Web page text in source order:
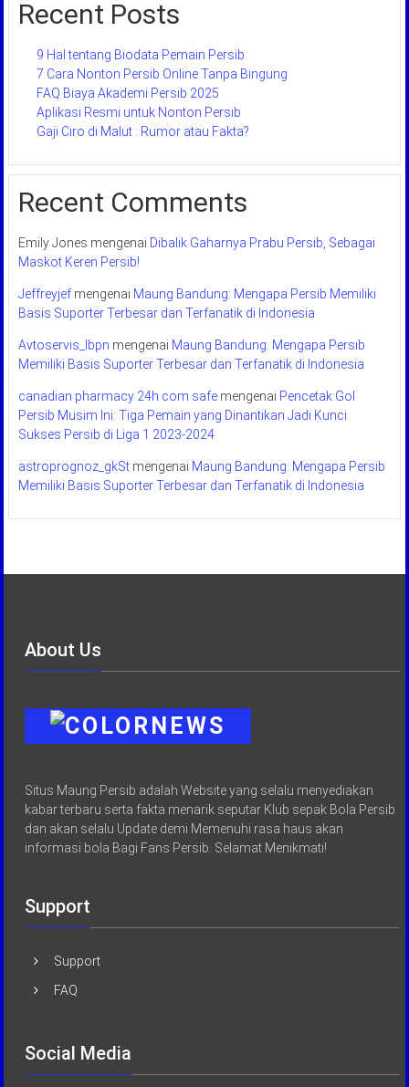
Recent Posts
9 Hal tentang Biodata Pemain Persib
7 Cara Nonton Persib Online Tanpa Bingung
FAQ Biaya Akademi Persib 2025
Aplikasi Resmi untuk Nonton Persib
Gaji Ciro di Malut : Rumor atau Fakta?
Recent Comments
Emily Jones mengenai Dibalik Gaharnya Prabu Persib, Sebagai
Maskot Keren Persib!
Jeffreyjefmengenai Maung Bandung: Mengapa Persib Memiliki
Basis Suporter Terbesar dan Terfanatik di Indonesia
Avtoservis_lbpn mengenai Maung Bandung: Mengapa Persib
Memiliki Basis Suporter Terbesar dan Terfanatik di Indonesia
canadian pharmacy 24h com safemengenai Pencetak Gol
Persib Musim Ini: Tiga Pemain yang Dinantikan Jadi Kunci
Sukses Persib di Liga 1 2023-2024
astroprognoz_gkStmengenai Maung Bandung: Mengapa Persib
Memiliki Basis Suporter Terbesar dan Terfanatik di Indonesia
About Us
Situs Maung Persib adalah Website yang selalu menyediakan
kabar terbaru serta fakta menarik seputar Klub sepak Bola Persib
dan akan selalu Update demi Memenuhi rasa haus akan
informasi bola Bagi Fans Persib. Selamat Menikmati!
Support
Support
FAQ
Social Media